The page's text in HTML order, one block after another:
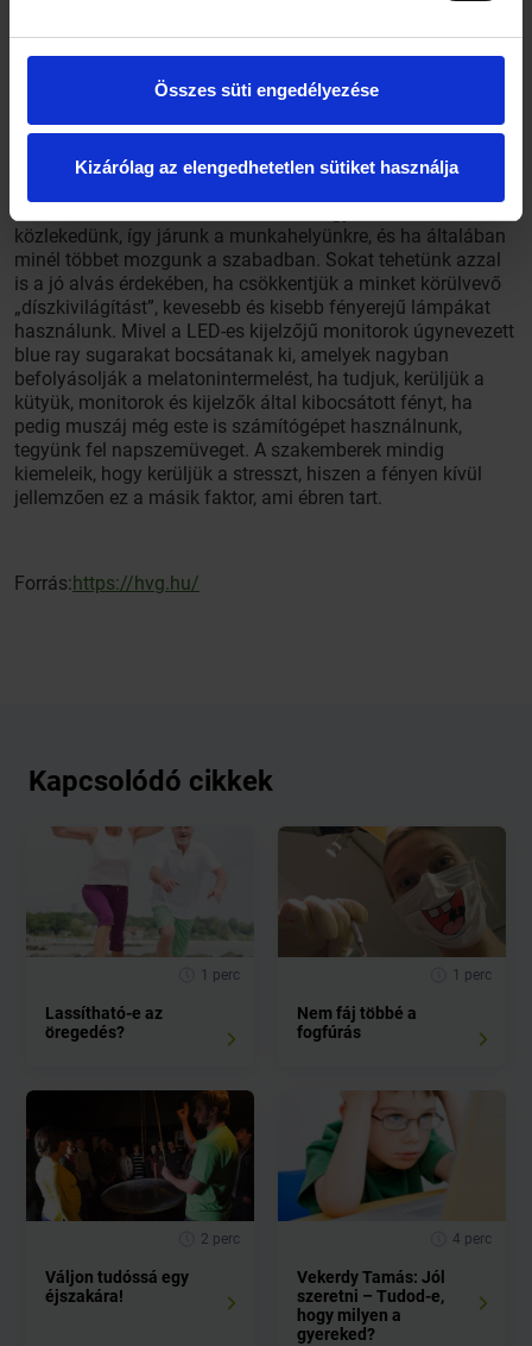
Összes süti engedélyezése
Kizárólag az elengedhetetlen sütiket használja
lehet venni, és egy másik alkalommal megnézni.)
Mi a helyzet akkor, ha az ember éjfél előtt tényleg nem
álmos? Több dolgot is tehetünk, hogy a belső, álmosságot
szabályozó óránkat átállítsuk, és rávegyük, hogy egy
korábbi időpontban álmosítson el minket. Például, ha
közlekedünk, így járunk a munkahelyünkre, és ha általában
minél többet mozgunk a szabadban. Sokat tehetünk azzal
is a jó alvás érdekében, ha csökkentjük a minket körülvevő
„díszkivilágítást”, kevesebb és kisebb fényerejű lámpákat
használunk. Mivel a LED-es kijelzőjű monitorok úgynevezett
blue ray sugarakat bocsátanak ki, amelyek nagyban
befolyásolják a melatonintermelést, ha tudjuk, kerüljük a
kütyük, monitorok és kijelzők által kibocsátott fényt, ha
pedig muszáj még este is számítógépet használnunk,
tegyünk fel napszemüveget. A szakemberek mindig
kiemeleik, hogy kerüljük a stresszt, hiszen a fényen kívül
jellemzően ez a másik faktor, ami ébren tart.
Forrás: https://hvg.hu/
Kapcsolódó cikkek
1 perc
Lassítható-e az
öregedés?
1 perc
Nem fáj többé a
fogfúrás
2 perc
Váljon tudóssá egy
éjszakára!
4 perc
Vekerdy Tamás: Jól
szeretni – Tudod-e,
hogy milyen a
gyereked?